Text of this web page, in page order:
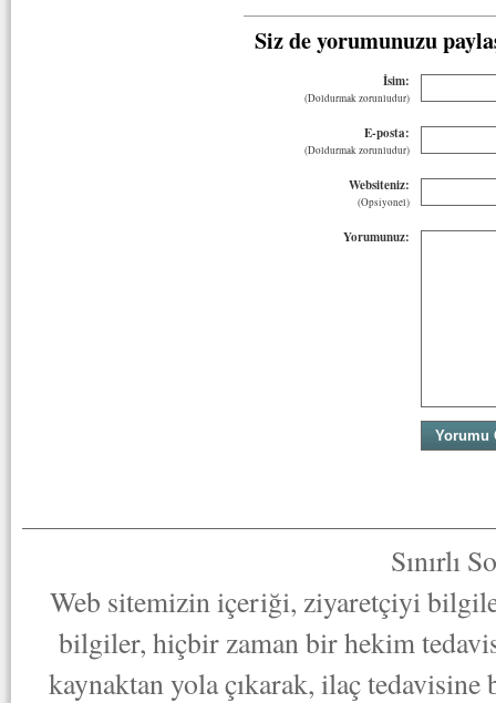
Siz de yorumunuzu
İsim:
(Doldurmak zorunludur)
E-posta:
(Doldurmak zorunludur)
Websiteniz:
(Opsiyonel)
Yorumunuz:
Sınırlı
Web sitemizin içeriği, ziyaretçiyi
bilgiler, hiçbir zaman bir hekim
kaynaktan yola çıkarak, ilaç